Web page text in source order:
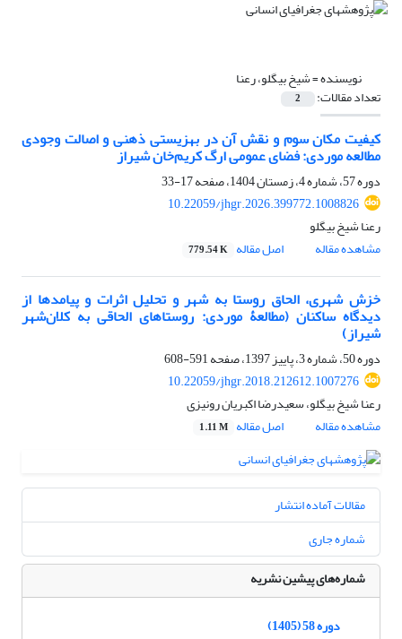
نویسنده =شیخ بیگلو، رعنا
تعداد مقالات: 2
کیفیت مکان سوم و نقش آن در بهزیستی ذهنی و اصالت وجودی
مطالعه موردی: فضای عمومی ارگ کریم‌خان شیراز
دوره 57، شماره 4، زمستان 1404، صفحه
17-33
10.22059/jhgr.2026.399772.1008826
رعنا شیخ بیگلو
مشاهده مقاله
اصل مقاله 779.54 K
خزش شهری، الحاق روستا به شهر و تحلیل اثرات و پیامدها از
دیدگاه ساکنان (مطالعۀ موردی: روستاهای الحاقی به کلان‌شهر
شیراز)
دوره 50، شماره 3، پاییز 1397، صفحه
591-608
10.22059/jhgr.2018.212612.1007276
رعنا شیخ بیگلو، سعیدرضا اکبریان رونیزی
مشاهده مقاله
اصل مقاله 1.11 M
مقالات آماده انتشار
شماره جاری
شماره‌های پیشین نشریه
دوره 58 (1405)